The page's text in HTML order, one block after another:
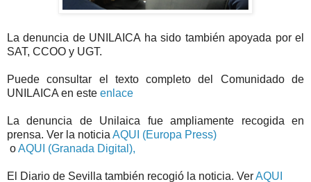
La denuncia de UNILAICA ha sido también apoyada por el
SAT, CCOO y UGT.
Puede consultar el texto completo del Comunidado de
UNILAICA en este enlace
La denuncia de Unilaica fue ampliamente recogida en
prensa. Ver la noticia AQUI (Europa Press)
oAQUI (Granada Digital),
El Diario de Sevilla también recogió la noticia. VerAQUI